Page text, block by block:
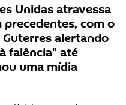
Unidas atravessa
com o
alertando
falência" até
uma mídia